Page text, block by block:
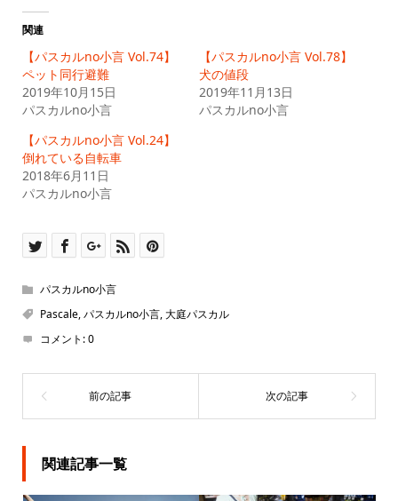
有
(新
し
い
ウ
ィ
ド
ウ
で
開
き
ま
す)
ク
リ
ッ
ク
し
て
く
さ
い
(新
し
い
ウ
ィ
ウ
で
開
き
す)
関連
【パスカルno小言 Vol.74】
ペット同行避難
2019年10月15日
パスカルno小言
【パスカルno小言 Vol.78】
犬の値段
2019年11月13日
パスカルno小言
【パスカルno小言 Vol.24】
倒れている自転車
2018年6月11日
パスカルno小言
パスカルno小言
Pascale,パスカルno小言,大庭パスカル
コメント:0
関連記事一覧